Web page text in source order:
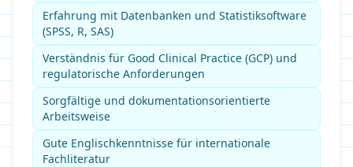
Erfahrung mit Datenbanken und Statistiksoftware
(SPSS, R, SAS)
Verständnis für Good Clinical Practice (GCP) und
regulatorische Anforderungen
Sorgfältige und dokumentationsorientierte
Arbeitsweise
Gute Englischkenntnisse für internationale
Fachliteratur